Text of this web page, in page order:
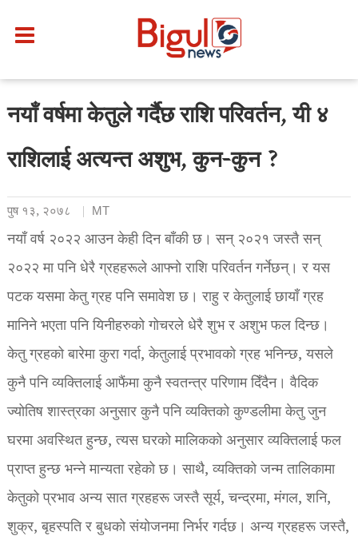
नयाँ वर्षमा केतुले गर्दैछ राशि परिवर्तन, यी ४
राशिलाई अत्यन्त अशुभ, कुन-कुन ?
पुष १३, २०७८ MT
नयाँ वर्ष २०२२ आउन केही दिन बाँकी छ। सन् २०२१ जस्तै सन्
२०२२ मा पनि धेरै ग्रहहरूले आफ्नो राशि परिवर्तन गर्नेछन्। र यस
पटक यसमा केतु ग्रह पनि समावेश छ। राहु र केतुलाई छायाँ ग्रह
मानिने भएता पनि यिनीहरुको गोचरले धेरै शुभ र अशुभ फल दिन्छ।
केतु ग्रहको बारेमा कुरा गर्दा, केतुलाई प्रभावको ग्रह भनिन्छ, यसले
कुनै पनि व्यक्तिलाई आफैंमा कुनै स्वतन्त्र परिणाम दिँदैन। वैदिक
ज्योतिष शास्त्रका अनुसार कुनै पनि व्यक्तिको कुण्डलीमा केतु जुन
घरमा अवस्थित हुन्छ, त्यस घरको मालिकको अनुसार व्यक्तिलाई फल
प्राप्त हुन्छ भन्ने मान्यता रहेको छ। साथै, व्यक्तिको जन्म तालिकामा
केतुको प्रभाव अन्य सात ग्रहहरू जस्तै सूर्य, चन्द्रमा, मंगल, शनि,
शुक्र, बृहस्पति र बुधको संयोजनमा निर्भर गर्दछ। अन्य ग्रहहरू जस्तै,